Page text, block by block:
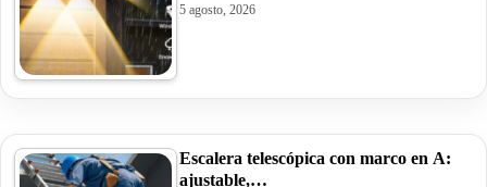
5 agosto, 2026
Escalera telescópica con marco en A:
ajustable,…